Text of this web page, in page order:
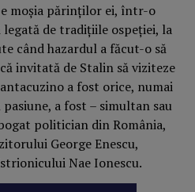
moşia părinţilor ei, într-o
de tradiţiile ospeţiei, la
când hazardul a făcut-o să
invitată de Stalin să viziteze
a fost orice, numai
a fost – simultan sau
politician din România,
George Enescu,
Nae Ionescu.